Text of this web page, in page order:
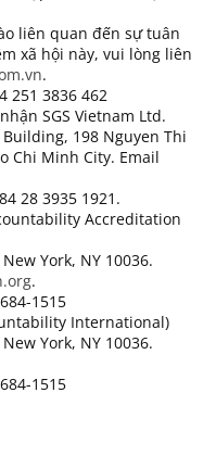
liên quan đến sự tuân
xã hội này, vui lòng liên
.
251 3836 462
SGS Vietnam Ltd.
198 Nguyen Thi
Chi Minh City. Email
28 3935 1921.
Accreditation
York, NY 10036.
.
1515
International)
York, NY 10036.
1515